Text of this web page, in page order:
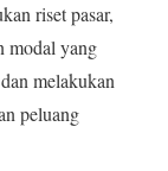
riset pasar,
modal yang
melakukan
peluang